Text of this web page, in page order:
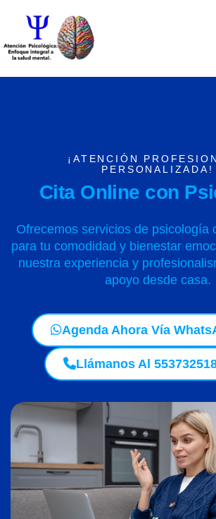
¡ATENCIÓN
PERSONALIZADA!
Cita Online con Psi
Ofrecemos servicios de psicología
para tu comodidad y bienestar
nuestra experiencia y
apoyo desde casa.
Agenda Ahora Vía
Llámanos Al